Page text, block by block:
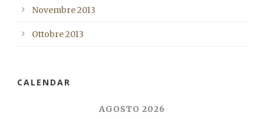
Novembre 2013
Ottobre 2013
CALENDAR
AGOSTO 2026